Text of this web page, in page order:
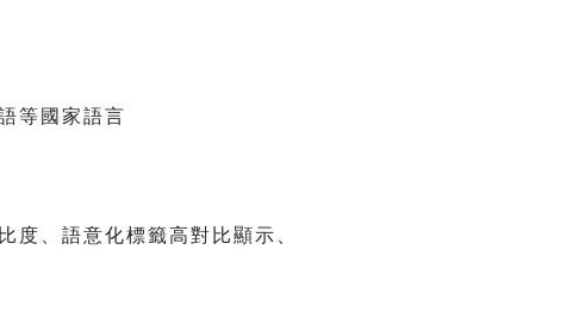
等國家語言
度、語意化標籤高對比顯示、